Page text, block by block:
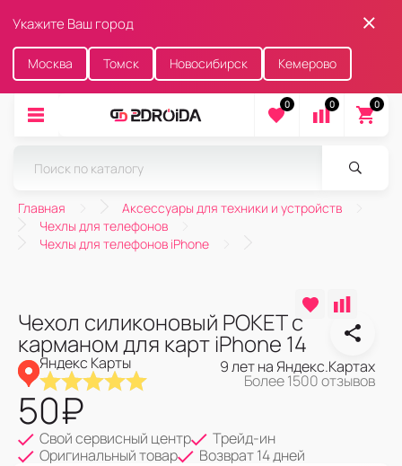
Укажите Ваш город
Москва Томск Новосибирск Кемерово
0 0 0
Главная
Аксессуары для техники и устройств
Чехлы для телефонов
Чехлы для телефонов iPhone
Чехол силиконовый POKET с
карманом для карт iPhone 14
Яндекс Карты 9 лет на Яндекс.Картах
Более 1500 отзывов
50₽
Свой сервисный центр
Трейд-ин
Оригинальный товар
Возврат 14 дней